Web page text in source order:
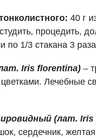
40 г
процедить,
по 1/3 стакана 3
Iris florentina) –
Лечебные
(лат. Iris
сердечник,